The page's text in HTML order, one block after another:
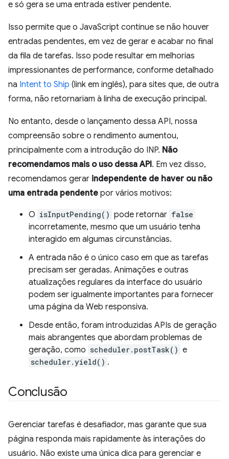
e só gera se uma entrada estiver pendente.
Isso permite que o JavaScript continue se não houver
entradas pendentes, em vez de gerar e acabar no final
da fila de tarefas. Isso pode resultar em melhorias
impressionantes de performance, conforme detalhado
na Intent to Ship (link em inglês), para sites que, de outra
forma, não retornariam à linha de execução principal.
No entanto, desde o lançamento dessa API, nossa
compreensão sobre o rendimento aumentou,
principalmente com a introdução do INP. Não
recomendamos mais o uso dessa API. Em vez disso,
recomendamos gerar independente de haver ou não
uma entrada pendente por vários motivos:
O isInputPending() pode retornar false
incorretamente, mesmo que um usuário tenha
interagido em algumas circunstâncias.
A entrada não é o único caso em que as tarefas
precisam ser geradas. Animações e outras
atualizações regulares da interface do usuário
podem ser igualmente importantes para fornecer
uma página da Web responsiva.
Desde então, foram introduzidas APIs de geração
mais abrangentes que abordam problemas de
geração, como scheduler.postTask() e
scheduler.yield() .
Conclusão
Gerenciar tarefas é desafiador, mas garante que sua
página responda mais rapidamente às interações do
usuário. Não existe uma única dica para gerenciar e